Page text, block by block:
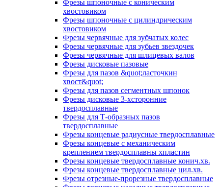
Фрезы шпоночные с коническим
хвостовиком
Фрезы шпоночные с цилиндрическим
хвостовиком
Фрезы червячные для зубчатых колес
Фрезы червячные для зубьев звездочек
Фрезы червячные для шлицевых валов
Фрезы дисковые пазовые
Фрезы для пазов &quot;ласточкин
хвост&quot;
Фрезы для пазов сегментных шпонок
Фрезы дисковые 3-хсторонние
твердосплавные
Фрезы для Т-образных пазов
твердосплавные
Фрезы концевые радиусные твердосплавные
Фрезы концевые с механическим
креплением твердосплавны хпластин
Фрезы концевые твердосплавные конич.хв.
Фрезы концевые твердосплавные цил.хв.
Фрезы отрезные-прорезные твердосплавные